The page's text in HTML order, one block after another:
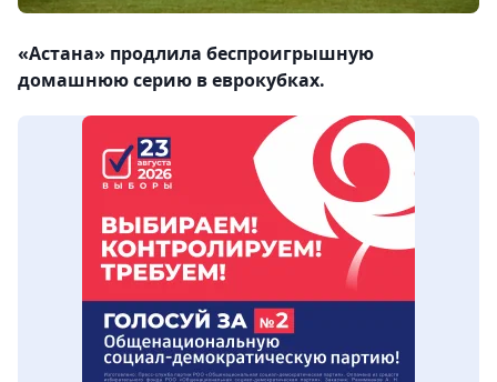
«Астана» продлила беспроигрышную
домашнюю серию в еврокубках.